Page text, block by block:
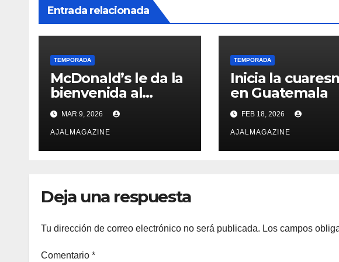
Entrada relacionada
TEMPORADA
McDonald’s le da la
bienvenida al
“Sabor del Verano”
con nuevas
opciones por
tiempo limitado
MAR 9, 2026
AJALMAGAZINE
TEMPORADA
Inicia la
en Guatemala
FEB 18, 2026
AJALMAGAZINE
Deja una respuesta
Tu dirección de correo electrónico no será publicada. Los campos
Comentario *